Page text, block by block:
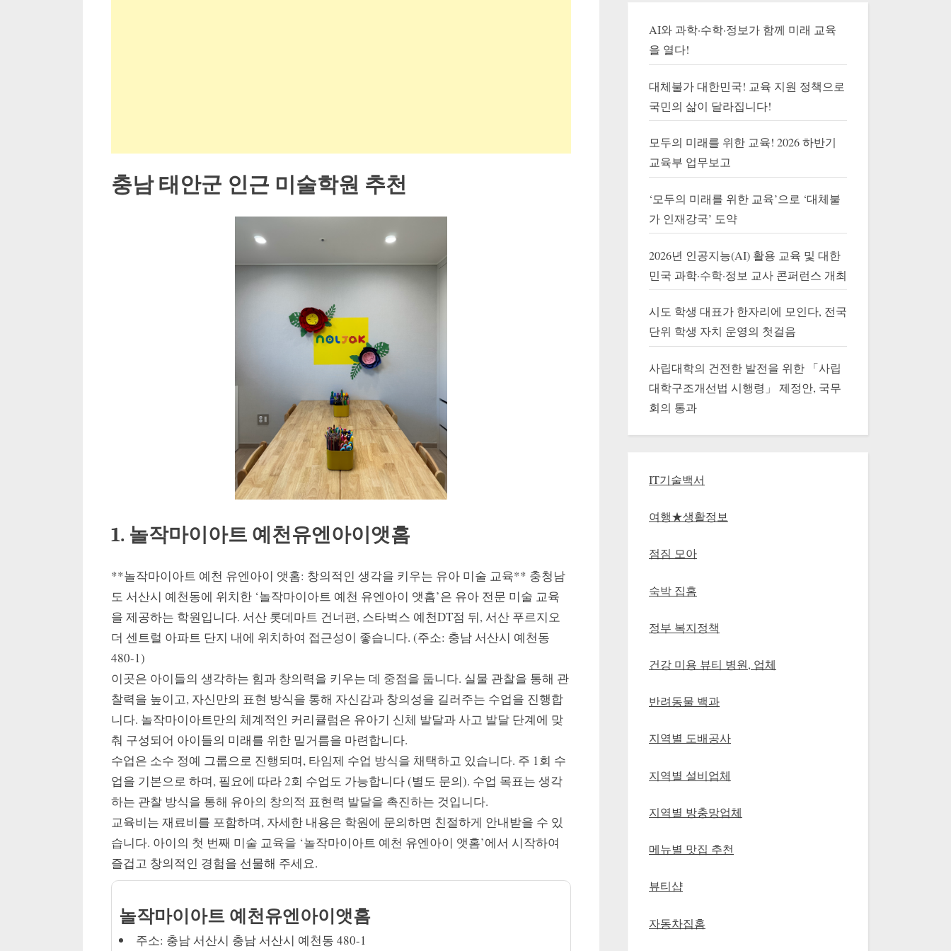
충남 태안군 인근 미술학원 추천
1. 놀작마이아트 예천유엔아이앳홈
**놀작마이아트 예천 유엔아이 앳홈: 창의적인 생각을 키우는 유아 미술 교육** 충청남
도 서산시 예천동에 위치한 ‘놀작마이아트 예천 유엔아이 앳홈’은 유아 전문 미술 교육
을 제공하는 학원입니다. 서산 롯데마트 건너편, 스타벅스 예천DT점 뒤, 서산 푸르지오
더 센트럴 아파트 단지 내에 위치하여 접근성이 좋습니다. (주소: 충남 서산시 예천동
480-1)
이곳은 아이들의 생각하는 힘과 창의력을 키우는 데 중점을 둡니다. 실물 관찰을 통해 관
찰력을 높이고, 자신만의 표현 방식을 통해 자신감과 창의성을 길러주는 수업을 진행합
니다. 놀작마이아트만의 체계적인 커리큘럼은 유아기 신체 발달과 사고 발달 단계에 맞
춰 구성되어 아이들의 미래를 위한 밑거름을 마련합니다.
수업은 소수 정예 그룹으로 진행되며, 타임제 수업 방식을 채택하고 있습니다. 주 1회 수
업을 기본으로 하며, 필요에 따라 2회 수업도 가능합니다 (별도 문의). 수업 목표는 생각
하는 관찰 방식을 통해 유아의 창의적 표현력 발달을 촉진하는 것입니다.
교육비는 재료비를 포함하며, 자세한 내용은 학원에 문의하면 친절하게 안내받을 수 있
습니다. 아이의 첫 번째 미술 교육을 ‘놀작마이아트 예천 유엔아이 앳홈’에서 시작하여
즐겁고 창의적인 경험을 선물해 주세요.
놀작마이아트 예천유엔아이앳홈
주소: 충남 서산시 충남 서산시 예천동 480-1
AI와 과학·수학·정보가 함께 미래 교육
을 열다!
대체불가 대한민국! 교육 지원 정책으로
국민의 삶이 달라집니다!
모두의 미래를 위한 교육! 2026 하반기
교육부 업무보고
‘모두의 미래를 위한 교육’으로 ‘대체불
가 인재강국’ 도약
2026년 인공지능(AI) 활용 교육 및 대한
민국 과학·수학·정보 교사 콘퍼런스 개최
시도 학생 대표가 한자리에 모인다, 전국
단위 학생 자치 운영의 첫걸음
사립대학의 건전한 발전을 위한 「사립
대학구조개선법 시행령」 제정안, 국무
회의 통과
IT기술백서
여행★생활정보
점짐 모아
숙박 집홈
정부 복지정책
건강 미용 뷰티 병원, 업체
반려동물 백과
지역별 도배공사
지역별 설비업체
지역별 방충망업체
메뉴별 맛집 추천
뷰티샵
자동차집홈